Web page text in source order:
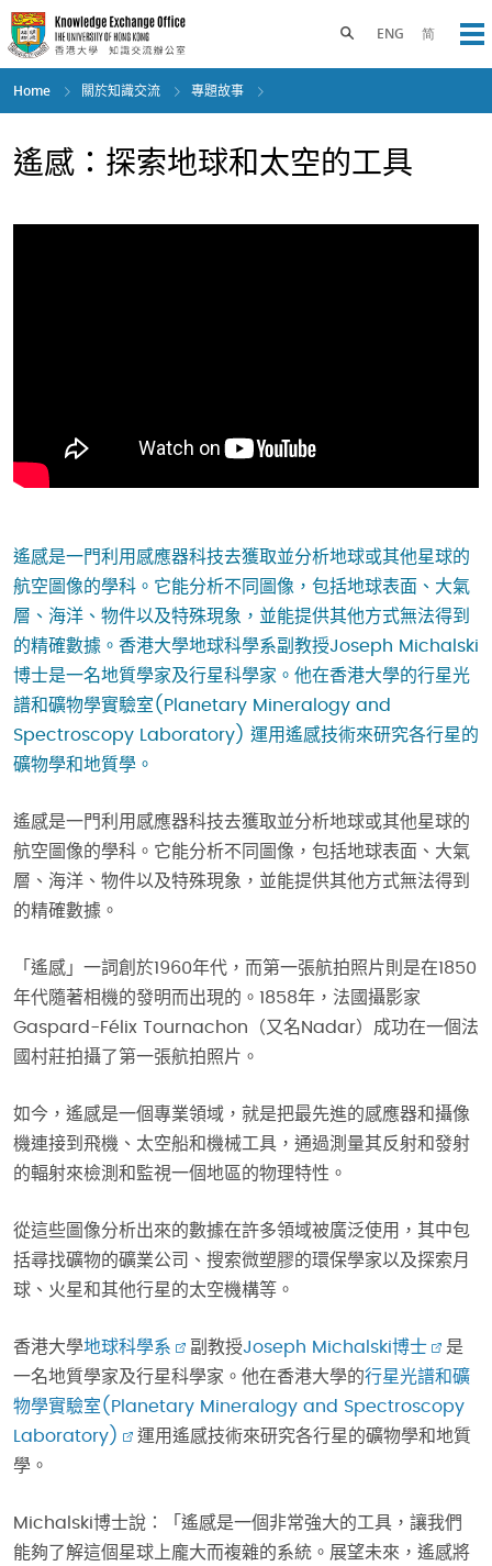
Skip
to
main
content
ENG 简
Toggle search panel
Home 關於知識交流 專題故事
遙感：探索地球和太空的工具
遙感是一門利用感應器科技去獲取並分析地球或其他星球的
航空圖像的學科。它能分析不同圖像，包括地球表面、大氣
層、海洋、物件以及特殊現象，並能提供其他方式無法得到
的精確數據。香港大學地球科學系副教授Joseph Michalski
博士是一名地質學家及行星科學家。他在香港大學的行星光
譜和礦物學實驗室(Planetary Mineralogy and
Spectroscopy Laboratory) 運用遙感技術來研究各行星的
礦物學和地質學。
遙感是一門利用感應器科技去獲取並分析地球或其他星球的
航空圖像的學科。它能分析不同圖像，包括地球表面、大氣
層、海洋、物件以及特殊現象，並能提供其他方式無法得到
的精確數據。
「遙感」一詞創於1960年代，而第一張航拍照片則是在1850
年代隨著相機的發明而出現的。1858年，法國攝影家
Gaspard-Félix Tournachon（又名Nadar）成功在一個法
國村莊拍攝了第一張航拍照片。
如今，遙感是一個專業領域，就是把最先進的感應器和攝像
機連接到飛機、太空船和機械工具，通過測量其反射和發射
的輻射來檢測和監視一個地區的物理特性。
從這些圖像分析出來的數據在許多領域被廣泛使用，其中包
括尋找礦物的礦業公司、搜索微塑膠的環保學家以及探索月
球、火星和其他行星的太空機構等。
香港大學地球科學系 副教授Joseph Michalski博士
是
一名地質學家及行星科學家。他在香港大學的行星光譜和礦
物學實驗室(Planetary Mineralogy and Spectroscopy
Laboratory)
運用遙感技術來研究各行星的礦物學和地質
學。
Michalski博士說：「遙感是一個非常強大的工具，讓我們
能夠了解這個星球上龐大而複雜的系統。展望未來，遙感將